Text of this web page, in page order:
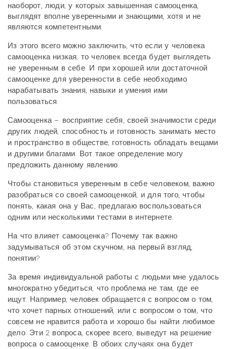
наоборот, люди, у которых завышенная самооценка,
выглядят вполне уверенными и знающими, хотя и не
являются компетентными.
Из этого всего можно заключить, что если у человека
самооценка низкая, то человек всегда будет выглядеть
не уверенным в себе. И при хорошей или достаточной
самооценке для уверенности в себе необходимо
нарабатывать знания, навыки и умения ими
пользоваться.
Самооценка – восприятие себя, своей значимости среди
других людей, способность и готовность занимать место
и пространство в обществе, готовность обладать вещами
и другими благами. Вот такое определение могу
предложить данному явлению.
Чтобы становиться уверенным в себе человеком, важно
разобраться со своей самооценкой, и для того, чтобы
понять, какая она у Вас, предлагаю воспользоваться
одним или несколькими тестами в интернете.
На что влияет самооценка? Почему так важно
задумываться об этом скучном, на первый взгляд,
понятии?
За время индивидуальной работы с людьми мне удалось
многократно убедиться, что проблема не там, где ее
ищут. Например, человек обращается с вопросом о том,
что хочет парных отношений, или с вопросом о том, что
совсем не нравится работа и хорошо бы найти любимое
дело. Эти 2 вопроса, скорее всего, выведут на решение
вопроса о самооценке. В обоих случаях она будет